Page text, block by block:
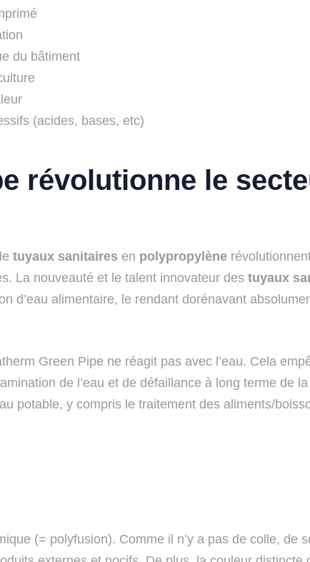
du bâtiment
(acides, bases, etc)
révolutionne le
tuyaux sanitaires en polypropylène
La nouveauté et le talent innovateur des tuyaux
d’eau alimentaire, le rendant dorénavant
Green Pipe ne réagit pas avec l’eau. Cela
de l’eau et de défaillance à long terme de
potable, y compris le traitement des aliments/
(= polyfusion). Comme il n’y a pas de colle, de